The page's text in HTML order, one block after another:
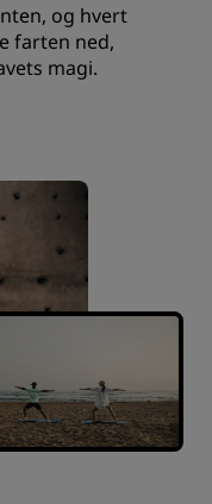
og hvert
farten ned,
magi.